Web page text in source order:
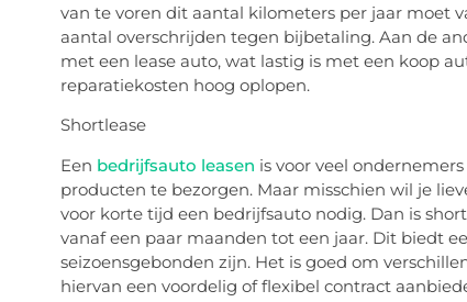
van te voren dit aantal kilometers per jaar moet
aantal overschrijden tegen bijbetaling. Aan de
met een lease auto, wat lastig is met een koop
reparatiekosten hoog oplopen.
Shortlease
Een bedrijfsauto leasen is voor veel
producten te bezorgen. Maar misschien wil je
voor korte tijd een bedrijfsauto nodig. Dan is
vanaf een paar maanden tot een jaar. Dit biedt
seizoensgebonden zijn. Het is goed om
hiervan een voordelig of flexibel contract